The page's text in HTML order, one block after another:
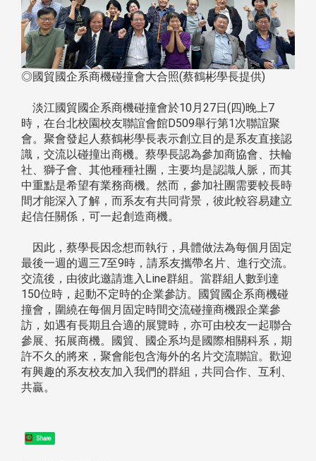
◎國貿國企系商機碰撞會大合照(蔡鶴彬學長提供)
淡江國貿國企系商機碰撞會於10月27日(四)晚上7
時，在台北校園校友聯誼會館D509舉行第1次聯誼聚
會。聚會發起人蔡鶴彬學長表示創立目的是系友直接認
識，交流以碰撞出商機。蔡學長認為參加商協會、扶輪
社、獅子會、其他種種社團，主要均是認識人脈，而其
中重點是希望有業務商機。然而，參加社團需要較長時
間才能深入了解，而系友有共同背景，彼此較容易建立
起信任關係，可一起創造商機。
因此，蔡學長因念想而執行，具體做法為每個月固定
最後一週的週三7至9時，請系友攜帶名片、進行交流。
交流後，由彼此邀請進入Line群組。當群組人數到達
150位時，起動不定時的企業參訪。國貿國企系商機碰
撞會，圍繞在每個月固定時間交流碰撞商機跟企業參
訪，如遇有長期且合適的展覽時，亦可由校友一起聯合
參展、拓展商機。國貿、國企系均是國際相關科系，期
許不久的將來，聚會能包含海外的名片交流聯誼。歡迎
有興趣的系友校友加入我們的群組，共同合作、互利、
共贏。
Share